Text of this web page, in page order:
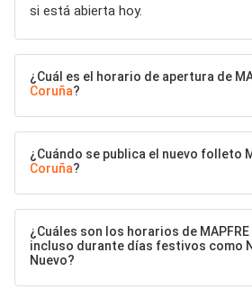
si está abierta hoy.
¿Cuál es el horario de apertura de
Coruña?
¿Cuándo se publica el nuevo folleto
Coruña?
¿Cuáles son los horarios de MAPFRE
incluso durante días festivos como
Nuevo?